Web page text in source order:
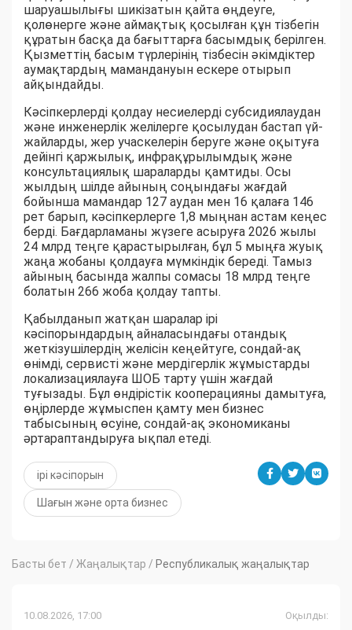
шаруашылығы шикізатын қайта өңдеуге,
қолөнерге және аймақтық қосылған құн тізбегін
құратын басқа да бағыттарға басымдық берілген.
Қызметтің басым түрлерінің тізбесін әкімдіктер
аумақтардың мамандануын ескере отырып
айқындайды.
Кәсіпкерлерді қолдау несиелерді субсидиялаудан
және инженерлік желілерге қосылудан бастап үй-
жайларды, жер учаскелерін беруге және оқытуға
дейінгі қаржылық, инфрақұрылымдық және
консультациялық шараларды қамтиды. Осы
жылдың шілде айының соңындағы жағдай
бойынша мамандар 127 аудан мен 16 қалаға 146
рет барып, кәсіпкерлерге 1,8 мыңнан астам кеңес
берді. Бағдарламаны жүзеге асыруға 2026 жылы
24 млрд теңге қарастырылған, бұл 5 мыңға жуық
жаңа жобаны қолдауға мүмкіндік береді. Тамыз
айының басында жалпы сомасы 18 млрд теңге
болатын 266 жоба қолдау тапты.
Қабылданып жатқан шаралар ірі
кәсіпорындардың айналасындағы отандық
жеткізушілердің желісін кеңейтуге, сондай-ақ
өнімді, сервисті және мердігерлік жұмыстарды
локализациялауға ШОБ тарту үшін жағдай
туғызады. Бұл өндірістік кооперацияны дамытуға,
өңірлерде жұмыспен қамту мен бизнес
табысының өсуіне, сондай-ақ экономиканы
әртараптандыруға ықпал етеді.
ірі кәсіпорын
Шағын және орта бизнес
Басты бет / Жаңалықтар / Республикалық жаңалықтар
10.08.2026, 17:00 Оқылды: